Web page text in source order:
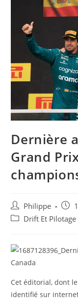
Dernière
Grand
Auteur/autrice
de
Philippe
Post
PostDrift Et
Cet éditorial, dont
identifié sur